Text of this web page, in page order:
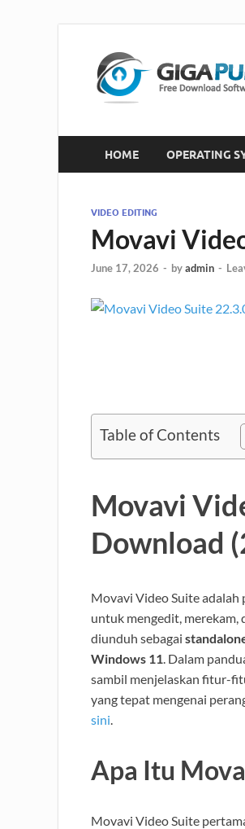
HOME OPERATING
VIDEO EDITING
Movavi
June 17, 2026 - byadmin -
Table of Contents
Movavi
Download
Movavi Video Suite adalah
untuk mengedit, merekam,
diunduh sebagai
Windows 11. Dalam
sambil menjelaskan fitur-
yang tepat mengenai
sini.
Apa Itu
Movavi Video Suite